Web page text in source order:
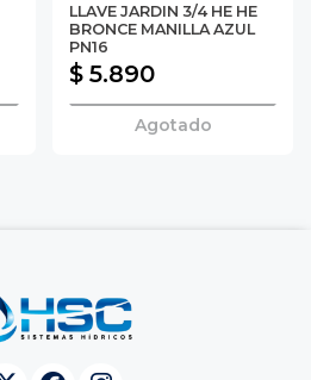
LLAVE JARDIN 3/4 HE HE
BRONCE MANILLA AZUL
PN16
$ 5.890
Agotado